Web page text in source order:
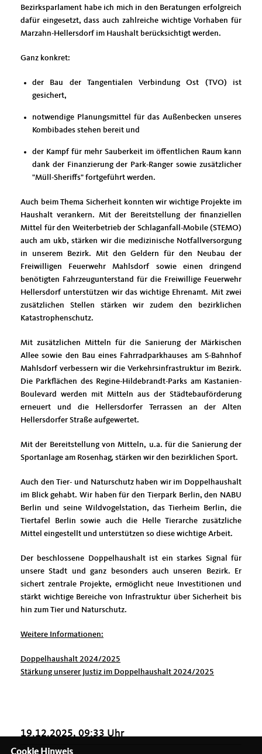
Bezirksparlament habe ich mich in den Beratungen erfolgreich
dafür eingesetzt, dass auch zahlreiche wichtige Vorhaben für
Marzahn-Hellersdorf im Haushalt berücksichtigt werden.
Ganz konkret:
der Bau der Tangentialen Verbindung Ost (TVO) ist
gesichert,
notwendige Planungsmittel für das Außenbecken unseres
Kombibades stehen bereit und
der Kampf für mehr Sauberkeit im öffentlichen Raum kann
dank der Finanzierung der Park-Ranger sowie zusätzlicher
"Müll-Sheriffs" fortgeführt werden.
Auch beim Thema Sicherheit konnten wir wichtige Projekte im
Haushalt verankern. Mit der Bereitstellung der finanziellen
Mittel für den Weiterbetrieb der Schlaganfall-Mobile (STEMO)
auch am ukb, stärken wir die medizinische Notfallversorgung
in unserem Bezirk. Mit den Geldern für den Neubau der
Freiwilligen Feuerwehr Mahlsdorf sowie einen dringend
benötigten Fahrzeugunterstand für die Freiwillige Feuerwehr
Hellersdorf unterstützen wir das wichtige Ehrenamt. Mit zwei
zusätzlichen Stellen stärken wir zudem den bezirklichen
Katastrophenschutz.
Mit zusätzlichen Mitteln für die Sanierung der Märkischen
Allee sowie den Bau eines Fahrradparkhauses am S-Bahnhof
Mahlsdorf verbessern wir die Verkehrsinfrastruktur im Bezirk.
Die Parkflächen des Regine-Hildebrandt-Parks am Kastanien-
Boulevard werden mit Mitteln aus der Städtebauförderung
erneuert und die Hellersdorfer Terrassen an der Alten
Hellersdorfer Straße aufgewertet.
Mit der Bereitstellung von Mitteln, u.a. für die Sanierung der
Sportanlage am Rosenhag, stärken wir den bezirklichen Sport.
Auch den Tier- und Naturschutz haben wir im Doppelhaushalt
im Blick gehabt. Wir haben für den Tierpark Berlin, den NABU
Berlin und seine Wildvogelstation, das Tierheim Berlin, die
Tiertafel Berlin sowie auch die Helle Tierarche zusätzliche
Mittel eingestellt und unterstützen so diese wichtige Arbeit.
Der beschlossene Doppelhaushalt ist ein starkes Signal für
unsere Stadt und ganz besonders auch unseren Bezirk. Er
sichert zentrale Projekte, ermöglicht neue Investitionen und
stärkt wichtige Bereiche von Infrastruktur über Sicherheit bis
hin zum Tier und Naturschutz.
Weitere Informationen:
Doppelhaushalt 2024/2025
Stärkung unserer Justiz im Doppelhaushalt 2024/2025
19.12.2025, 09:33 Uhr